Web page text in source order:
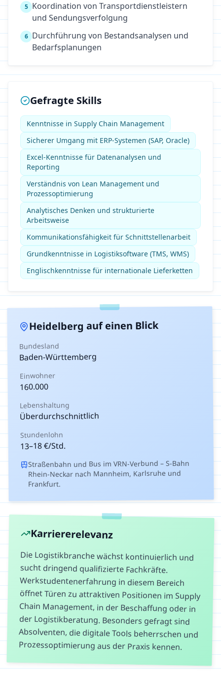
5 Koordination von Transportdienstleistern
und Sendungsverfolgung
6 Durchführung von Bestandsanalysen und
Bedarfsplanungen
Gefragte Skills
Kenntnisse in Supply Chain Management
Sicherer Umgang mit ERP-Systemen (SAP, Oracle)
Excel-Kenntnisse für Datenanalysen und
Reporting
Verständnis von Lean Management und
Prozessoptimierung
Analytisches Denken und strukturierte
Arbeitsweise
Kommunikationsfähigkeit für Schnittstellenarbeit
Grundkenntnisse in Logistiksoftware (TMS, WMS)
Englischkenntnisse für internationale Lieferketten
Heidelberg auf einen Blick
Bundesland
Baden-Württemberg
Einwohner
160.000
Lebenshaltung
Überdurchschnittlich
Stundenlohn
13–18€/Std.
Straßenbahn und Bus im VRN-Verbund – S-Bahn
Rhein-Neckar nach Mannheim, Karlsruhe und
Frankfurt.
Karriererelevanz
Die Logistikbranche wächst kontinuierlich und
sucht dringend qualifizierte Fachkräfte.
Werkstudentenerfahrung in diesem Bereich
öffnet Türen zu attraktiven Positionen im Supply
Chain Management, in der Beschaffung oder in
der Logistikberatung. Besonders gefragt sind
Absolventen, die digitale Tools beherrschen und
Prozessoptimierung aus der Praxis kennen.